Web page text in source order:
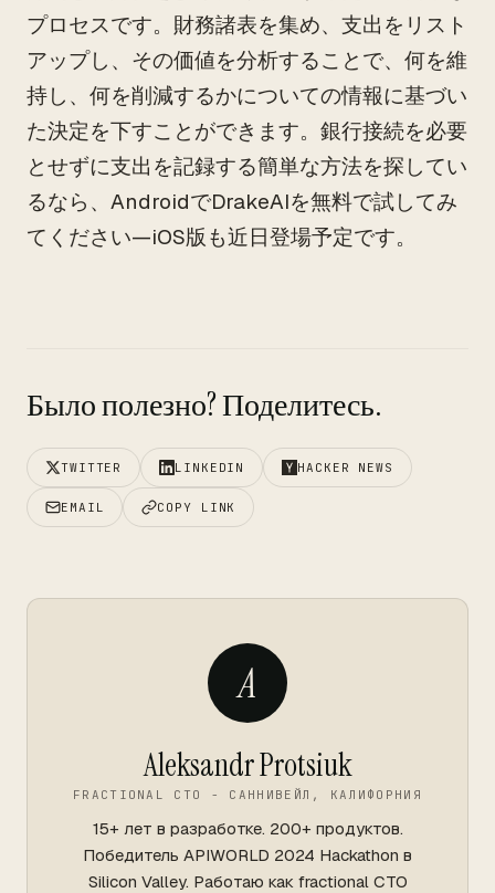
プロセスです。財務諸表を集め、支出をリスト
アップし、その価値を分析することで、何を維
持し、何を削減するかについての情報に基づい
た決定を下すことができます。銀行接続を必要
とせずに支出を記録する簡単な方法を探してい
るなら、AndroidでDrakeAIを無料で試してみ
てください—iOS版も近日登場予定です。
Было полезно? Поделитесь.
TWITTER LINKEDIN HACKER NEWS
EMAIL COPY LINK
A
Aleksandr Protsiuk
FRACTIONAL CTO - САННИВЕЙЛ, КАЛИФОРНИЯ
15+ лет в разработке. 200+ продуктов.
Победитель APIWORLD 2024 Hackathon в
Silicon Valley. Работаю как fractional CTO